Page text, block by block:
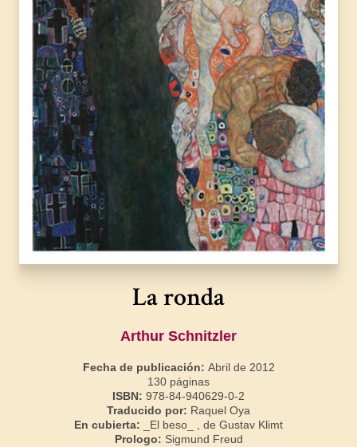
La ronda
Arthur Schnitzler
Fecha de publicación: Abril de 2012
130 páginas
ISBN: 978-84-940629-0-2
Traducido por: Raquel Oya
En cubierta:
_El beso_ , de Gustav Klimt
Prologo: Sigmund Freud